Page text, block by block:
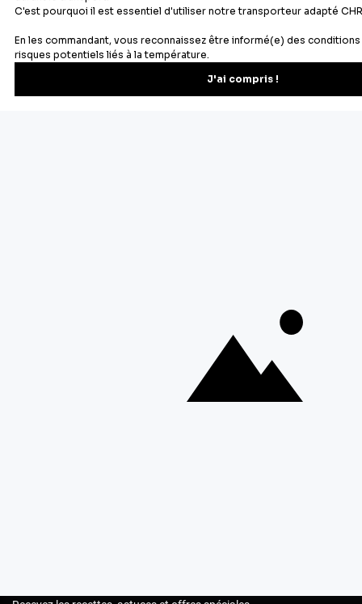
Des souvenirs d'enfance retrouvés dans les bonnes odeurs se
dégageant d'un gâteau dans le four, des moments de
partages en famille... nous avons tous une raison d'aimer la